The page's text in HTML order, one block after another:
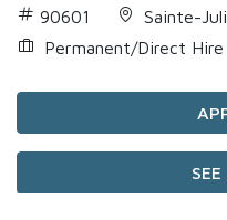
90601
Sainte-
Permanent/Direct Hire
Job Title: Mécanicien